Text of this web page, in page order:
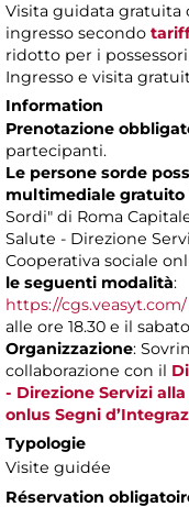
Visita guidata
ingresso secondo
ridotto per i
Ingresso e visita
Information
Prenotazione
partecipanti.
Le persone sorde
multimediale gratuito
Sordi" di Roma
Salute - Direzione
Cooperativa sociale
le seguenti modalità:
https://cgs.veasyt.com/
alle ore 18.30 e il
Organizzazione:
collaborazione con il
- Direzione Servizi alla
onlus Segni
Typologie
Visite guidée
Réservation